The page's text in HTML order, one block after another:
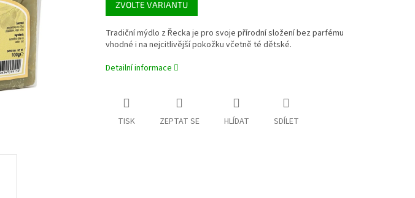
ZVOLTE VARIANTU
Tradiční mýdlo z Řecka je pro svoje přírodní složení bez parfému
vhodné i na nejcitlivější pokožku včetně té dětské.
Detailní informace
TISK ZEPTAT SE HLÍDAT SDÍLET